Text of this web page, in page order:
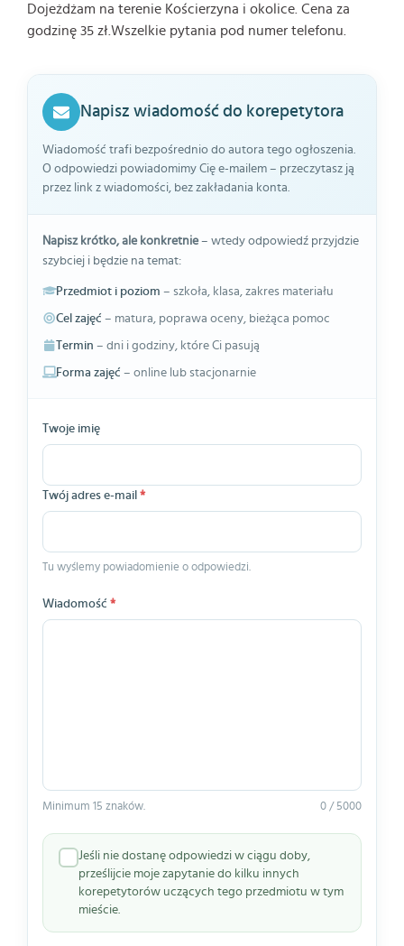
Dojeżdżam na terenie Kościerzyna i okolice. Cena za
godzinę 35 zł.Wszelkie pytania pod numer telefonu.
Napisz wiadomość do korepetytora
Wiadomość trafi bezpośrednio do autora tego ogłoszenia.
O odpowiedzi powiadomimy Cię e-mailem – przeczytasz ją
przez link z wiadomości, bez zakładania konta.
Napisz krótko, ale konkretnie– wtedy odpowiedź przyjdzie
szybciej i będzie na temat:
Przedmiot i poziom – szkoła, klasa, zakres materiału
Cel zajęć – matura, poprawa oceny, bieżąca pomoc
Termin – dni i godziny, które Ci pasują
Forma zajęć – online lub stacjonarnie
Twoje imię
Twój adres e-mail *
Tu wyślemy powiadomienie o odpowiedzi.
Wiadomość *
Minimum 15 znaków. 0 / 5000
Jeśli nie dostanę odpowiedzi w ciągu doby,
prześlijcie moje zapytanie do kilku innych
korepetytorów uczących tego przedmiotu w tym
mieście.